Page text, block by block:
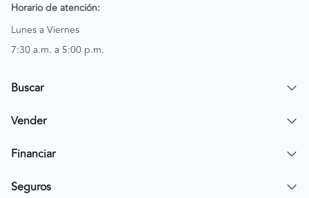
Horario de atención:
Lunes a Viernes
7:30 a.m. a 5:00 p.m.
Buscar
Encuentra un carro
Vender
Publicar mi vehículo
Financiar
Simular crédito
Seguros